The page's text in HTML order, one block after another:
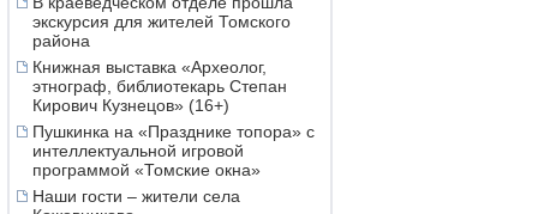
экскурсия для жителей Томского
района
Книжная выставка «Археолог,
этнограф, библиотекарь Степан
Кирович Кузнецов» (16+)
Пушкинка на «Празднике топора» с
интеллектуальной игровой
программой «Томские окна»
Наши гости – жители села